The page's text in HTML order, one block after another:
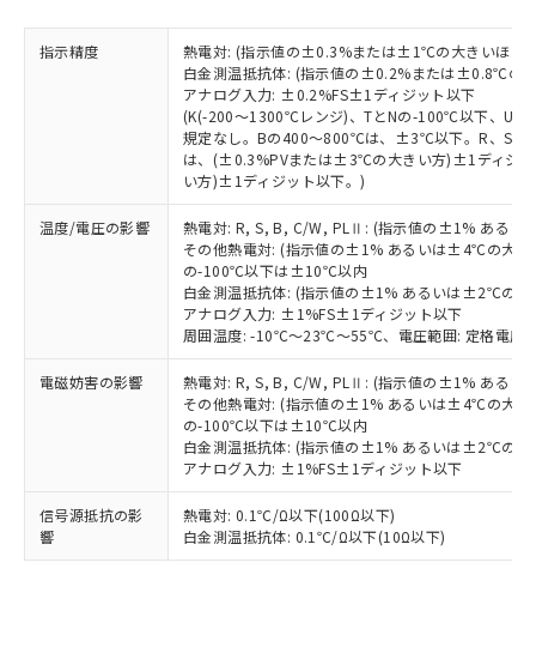
指示精度
熱電対: (指示値の±0.3%または±1℃の大きいほう
白金測温抵抗体: (指示値の±0.2%または±0.8℃の
アナログ入力: ±0.2%FS±1ディジット以下
(K(-200～1300℃レンジ)、TとNの-100℃以下、U
規定なし。Bの400～800℃は、±3℃以下。R、S
は、(±0.3%PVまたは±3℃の大きい方)±1ディジ
い方)±1ディジット以下。)
温度/電圧の影響
熱電対: R, S, B, C/W, PLⅡ: (指示値の±1% ある
その他熱電対: (指示値の±1% あるいは±4℃の大き
の-100℃以下は±10℃以内
白金測温抵抗体: (指示値の±1% あるいは±2℃の大
アナログ入力: ±1%FS±1ディジット以下
周囲温度: -10℃～23℃～55℃、電圧範囲: 定格電圧
電磁妨害の影響
熱電対: R, S, B, C/W, PLⅡ: (指示値の±1% ある
その他熱電対: (指示値の±1% あるいは±4℃の大き
の-100℃以下は±10℃以内
白金測温抵抗体: (指示値の±1% あるいは±2℃の大
アナログ入力: ±1%FS±1ディジット以下
信号源抵抗の影
響
熱電対: 0.1℃/Ω以下(100Ω以下)
白金測温抵抗体: 0.1℃/Ω以下(10Ω以下)
また、RoHS指令のフタル酸エステル類４
物質の対応では、対応完了までの期間は出
荷製品に未対応品が混在することから備考
欄に対応日を記載しておりました。
既に当社にて対応品への在庫切替を完了
していることから、特段のことがない限
り、2022年1月12日より割愛しておりま
す。